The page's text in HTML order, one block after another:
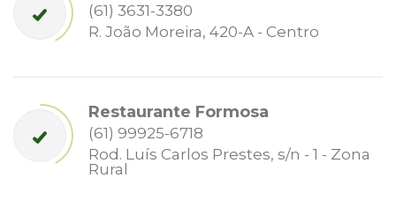
(61) 3631-3380
R. João Moreira, 420-A - Centro
Restaurante Formosa
(61) 99925-6718
Rod. Luís Carlos Prestes, s/n - 1 - Zona
Rural